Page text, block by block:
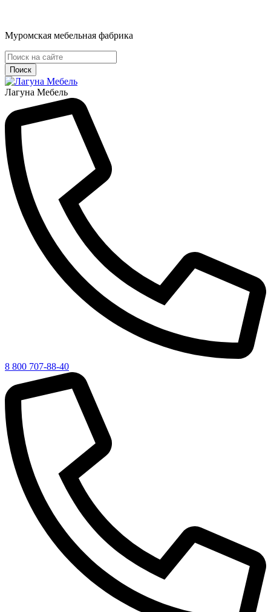
Муромская мебельная фабрика
Поиск
Лагуна Мебель
8 800 707-88-40